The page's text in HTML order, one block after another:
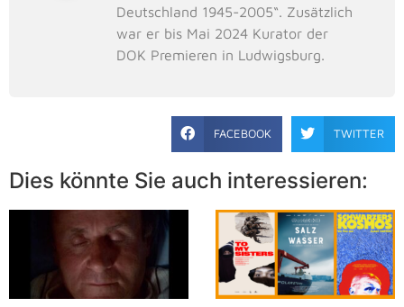
Deutschland 1945-2005“. Zusätzlich
war er bis Mai 2024 Kurator der
DOK Premieren in Ludwigsburg.
FACEBOOK TWITTER
Dies könnte Sie auch interessieren: